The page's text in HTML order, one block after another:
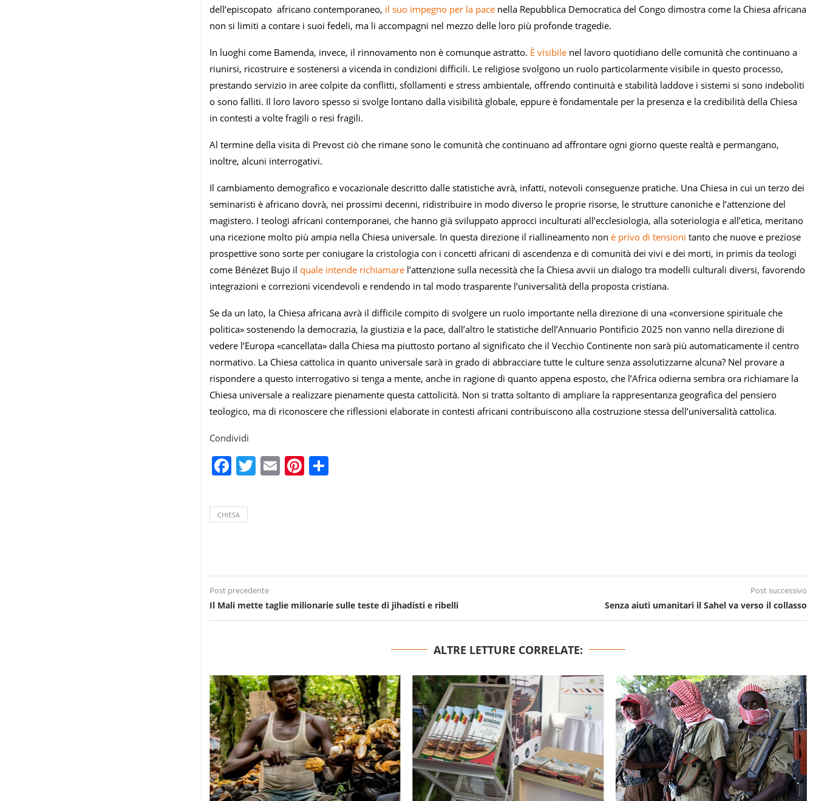
dell’episcopato africano contemporaneo, il suo impegno per la pace nella Repubblica Democratica del Congo dimostra come la Chiesa africana
non si limiti a contare i suoi fedeli, ma li accompagni nel mezzo delle loro più profonde tragedie.
In luoghi come Bamenda, invece, il rinnovamento non è comunque astratto. È visibile nel lavoro quotidiano delle comunità che continuano a
riunirsi, ricostruire e sostenersi a vicenda in condizioni difficili. Le religiose svolgono un ruolo particolarmente visibile in questo processo,
prestando servizio in aree colpite da conflitti, sfollamenti e stress ambientale, offrendo continuità e stabilità laddove i sistemi si sono indeboliti
o sono falliti. Il loro lavoro spesso si svolge lontano dalla visibilità globale, eppure è fondamentale per la presenza e la credibilità della Chiesa
in contesti a volte fragili o resi fragili.
Al termine della visita di Prevost ciò che rimane sono le comunità che continuano ad affrontare ogni giorno queste realtà e permangano,
inoltre, alcuni interrogativi.
Il cambiamento demografico e vocazionale descritto dalle statistiche avrà, infatti, notevoli conseguenze pratiche. Una Chiesa in cui un terzo dei
seminaristi è africano dovrà, nei prossimi decenni, ridistribuire in modo diverso le proprie risorse, le strutture canoniche e l’attenzione del
magistero. I teologi africani contemporanei, che hanno già sviluppato approcci inculturati all’ecclesiologia, alla soteriologia e all’etica, meritano
una ricezione molto più ampia nella Chiesa universale. In questa direzione il riallineamento non è privo di tensioni tanto che nuove e preziose
prospettive sono sorte per coniugare la cristologia con i concetti africani di ascendenza e di comunità dei vivi e dei morti, in primis da teologi
come Bénézet Bujo il quale intende richiamare l’attenzione sulla necessità che la Chiesa avvii un dialogo tra modelli culturali diversi, favorendo
integrazioni e correzioni vicendevoli e rendendo in tal modo trasparente l’universalità della proposta cristiana.
Se da un lato, la Chiesa africana avrà il difficile compito di svolgere un ruolo importante nella direzione di una «conversione spirituale che
politica» sostenendo la democrazia, la giustizia e la pace, dall’altro le statistiche dell’Annuario Pontificio 2025 non vanno nella direzione di
vedere l’Europa «cancellata» dalla Chiesa ma piuttosto portano al significato che il Vecchio Continente non sarà più automaticamente il centro
normativo. La Chiesa cattolica in quanto universale sarà in grado di abbracciare tutte le culture senza assolutizzarne alcuna? Nel provare a
rispondere a questo interrogativo si tenga a mente, anche in ragione di quanto appena esposto, che l’Africa odierna sembra ora richiamare la
Chiesa universale a realizzare pienamente questa cattolicità. Non si tratta soltanto di ampliare la rappresentanza geografica del pensiero
teologico, ma di riconoscere che riflessioni elaborate in contesti africani contribuiscono alla costruzione stessa dell’universalità cattolica.
Condividi
Facebook
Twitter
EmailPinterest
CHIESA
Post precedente
Il Mali mette taglie milionarie sulle teste di jihadisti e ribelli
Post successivo
Senza aiuti umanitari il Sahel va verso il collasso
ALTRE LETTURE CORRELATE: